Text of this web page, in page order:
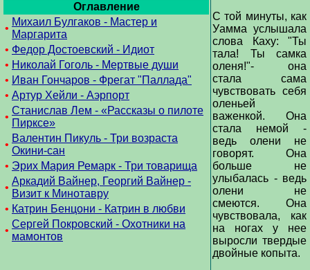
Оглавление
•
Михаил Булгаков - Мастер и
Маргарита
• Федор Достоевский - Идиот
• Николай Гоголь - Мертвые души
• Иван Гончаров - Фрегат "Паллада"
• Артур Хейли - Аэрпорт
•
Станислав Лем - «Рассказы о пилоте
Пирксе»
•
Валентин Пикуль - Три возраста
Окини-сан
• Эрих Мария Ремарк - Три товарища
•
Аркадий Вайнер, Георгий Вайнер -
Визит к Минотавру
• Катрин Бенцони - Катрин в любви
•
Сергей Покровский - Охотники на
мамонтов
С той минуты, как
Уамма услышала
слова Каху: "Ты
тала! Ты самка
оленя!"- она
стала сама
чувствовать себя
оленьей
важенкой. Она
стала немой -
ведь олени не
говорят. Она
больше не
улыбалась - ведь
олени не
смеются. Она
чувствовала, как
на ногах у нее
выросли твердые
двойные копыта.